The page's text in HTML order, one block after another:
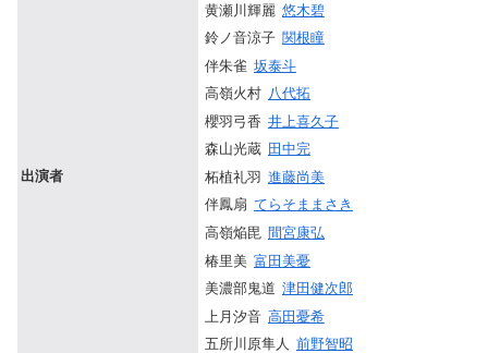
出演者
黄瀬川輝麗 悠木碧
鈴ノ音涼子 関根瞳
伴朱雀 坂泰斗
高嶺火村 八代拓
櫻羽弓香 井上喜久子
森山光蔵 田中完
柘植礼羽 進藤尚美
伴鳳扇 てらそままさき
高嶺焔毘 間宮康弘
椿里美 富田美憂
美濃部鬼道 津田健次郎
上月汐音 高田憂希
五所川原隼人 前野智昭